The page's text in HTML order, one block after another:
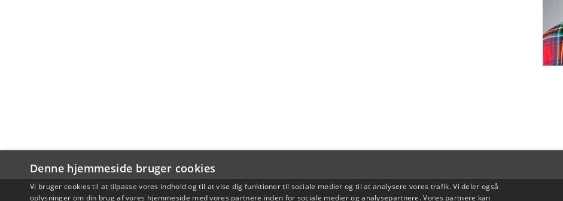
Denne hjemmeside bruger cookies
Vi bruger cookies til at tilpasse vores indhold og til at vise dig funktioner til sociale medier og til at analysere vores trafik. Vi deler også
oplysninger om din brug af vores hjemmeside med vores partnere inden for sociale medier og analysepartnere. Vores partnere kan